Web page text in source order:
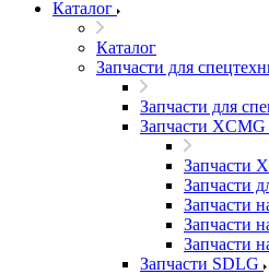
Каталог
Каталог
Запчасти для
Запчасти для
Запчасти XCMG
Запчасти
Запчасти
Запчасти
Запчасти
Запчасти
Запчасти SDLG